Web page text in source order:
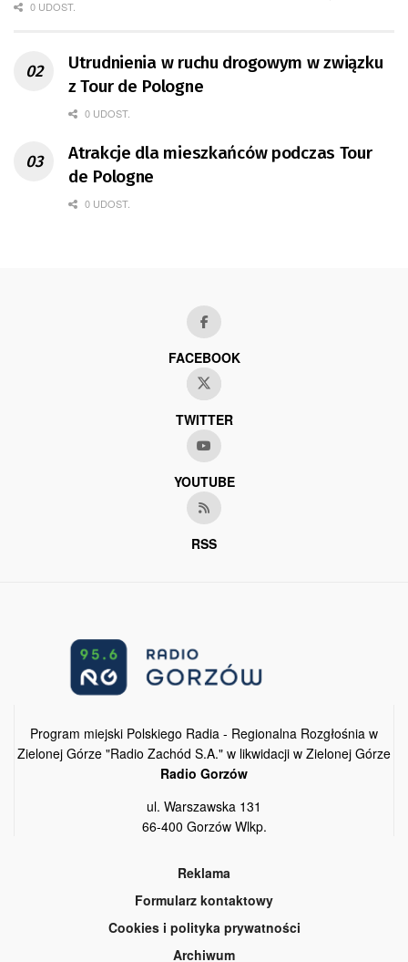
0 UDOST.
Utrudnienia w ruchu drogowym w związku
z Tour de Pologne
0 UDOST.
Atrakcje dla mieszkańców podczas Tour
de Pologne
0 UDOST.
FACEBOOK
TWITTER
YOUTUBE
RSS
Program miejski Polskiego Radia - Regionalna Rozgłośnia w
Zielonej Górze "Radio Zachód S.A." w likwidacji w Zielonej Górze
Radio Gorzów
ul. Warszawska 131
66-400 Gorzów Wlkp.
Reklama
Formularz kontaktowy
Cookies i polityka prywatności
Archiwum